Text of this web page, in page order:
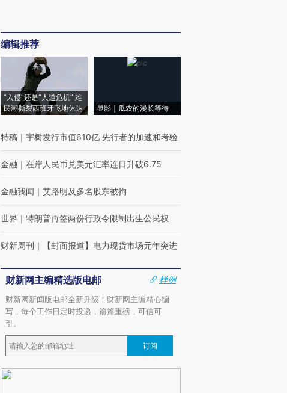
编辑推荐
“入侵”还是“人道危机” 难
民潮撕裂西班牙飞地休达
显影｜瓜农的漫长等待
特稿 ｜ 宇树发行市值610亿 先行者的加速和考验
金融 ｜ 在岸人民币兑美元汇率连日升破6.75
金融我闻 ｜ 艾路明及多名股东被拘
世界 ｜ 特朗普再签两份行政令限制出生公民权
财新周刊 ｜ 【封面报道】电力现货市场元年突进
财新网主编精选版电邮
样例
财新网新闻版电邮全新升级！财新网主编精心编
写，每个工作日定时投递，篇篇重磅，可信可
引。
订阅